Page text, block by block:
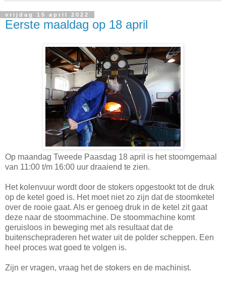
vrijdag 15 april 2022
Eerste maaldag op 18 april
Op maandag Tweede Paasdag 18 april is het stoomgemaal
van 11:00 t/m 16:00 uur draaiend te zien.
Het kolenvuur wordt door de stokers opgestookt tot de druk
op de ketel goed is. Het moet niet zo zijn dat de stoomketel
over de rooie gaat. Als er genoeg druk in de ketel zit gaat
deze naar de stoommachine. De stoommachine komt
geruisloos in beweging met als resultaat dat de
buitenschepraderen het water uit de polder scheppen. Een
heel proces wat goed te volgen is.
Zijn er vragen, vraag het de stokers en de machinist.